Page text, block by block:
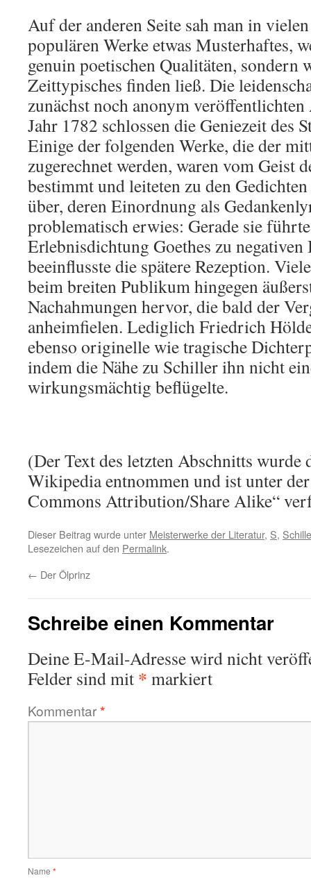
Auf der anderen Seite sah man in
populären Werke etwas Musterhaftes,
genuin poetischen Qualitäten, sondern
Zeittypisches finden ließ. Die
zunächst noch anonym
Jahr 1782 schlossen die Geniezeit des
Einige der folgenden Werke, die der
zugerechnet werden, waren vom Geist
bestimmt und leiteten zu den
über, deren Einordnung als
problematisch erwies: Gerade sie
Erlebnisdichtung Goethes zu negativen
beeinflusste die spätere Rezeption.
beim breiten Publikum hingegen
Nachahmungen hervor, die bald der
anheimfielen. Lediglich Friedrich
ebenso originelle wie tragische
indem die Nähe zu Schiller ihn nicht
wirkungsmächtig beflügelte.
(Der Text des letzten Abschnitts wurde
Wikipedia entnommen und ist unter
Commons Attribution/Share Alike“
Dieser Beitrag wurde unter Meisterwerke der Literatur, S,
Lesezeichen auf den Permalink.
← Der Ölprinz
Schreibe einen Kommentar
Deine E-Mail-Adresse wird nicht
Felder sind mit * markiert
Kommentar*
Name *